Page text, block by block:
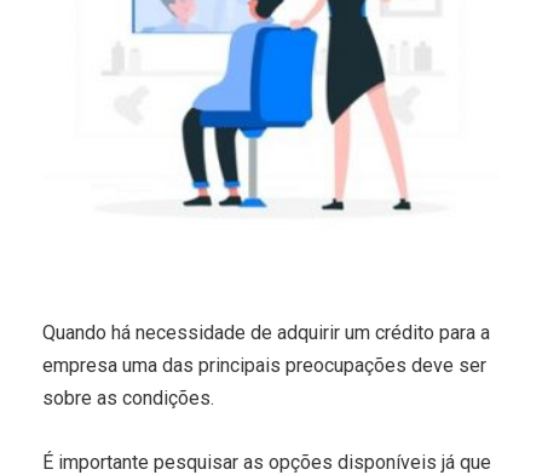
Quando há necessidade de adquirir um crédito para a
empresa uma das principais preocupações deve ser
sobre as condições.
É importante pesquisar as opções disponíveis já que